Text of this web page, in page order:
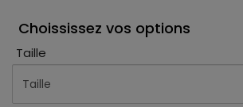
Choississez vos options
Taille